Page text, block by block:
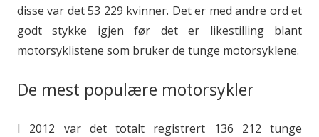
disse var det 53 229 kvinner. Det er med andre ord et
godt stykke igjen før det er likestilling blant
motorsyklistene som bruker de tunge motorsyklene.
De mest populære motorsykler
I 2012 var det totalt registrert 136 212 tunge